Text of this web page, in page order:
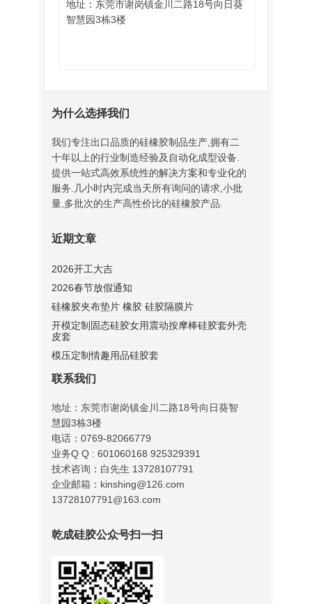
地址：东莞市谢岗镇金川二路18号向日葵
智慧园3栋3楼
为什么选择我们
我们专注出口品质的硅橡胶制品生产,拥有二
十年以上的行业制造经验及自动化成型设备.
提供一站式高效系统性的解决方案和专业化的
服务.几小时内完成当天所有询问的请求,小批
量,多批次的生产高性价比的硅橡胶产品.
近期文章
2026开工大吉
2026春节放假通知
硅橡胶夹布垫片 橡胶 硅胶隔膜片
开模定制固态硅胶女用震动按摩棒硅胶套外壳
皮套
模压定制情趣用品硅胶套
联系我们
地址：东莞市谢岗镇金川二路18号向日葵智
慧园3栋3楼
电话：0769-82066779
业务Q Q : 601060168 925329391
技术咨询：白先生 13728107791
企业邮箱：kinshing@126.com
13728107791@163.com
乾成硅胶公众号扫一扫